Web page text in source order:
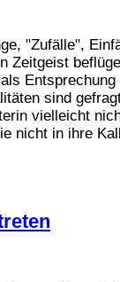
"Zufälle",
Zeitgeist
Entsprechung
sind
vielleicht
nicht in ihre